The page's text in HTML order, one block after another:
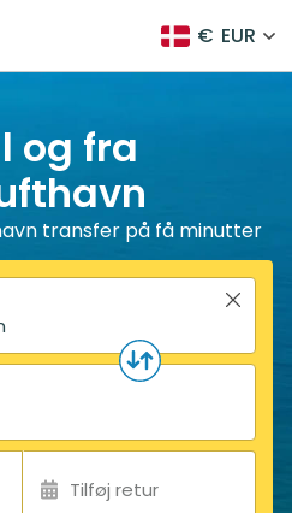
€ EUR
og fra
transfer på få minutter
Tilføj retur